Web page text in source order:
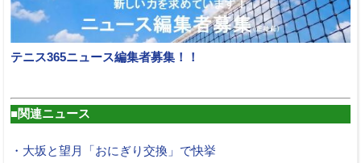
テニス365ニュース編集者募集！！
■関連ニュース
・大坂と望月「おにぎり交換」で快挙